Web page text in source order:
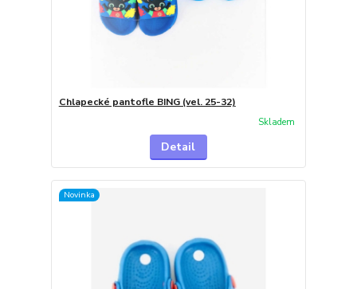
Chlapecké pantofle BING (vel. 25-32)
Skladem
Detail
Novinka